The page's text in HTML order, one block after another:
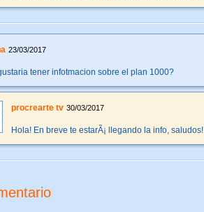
23/03/2017
tener infotmacion sobre el plan 1000?
procrearte tv 30/03/2017
Hola! En breve te estarÃ¡ llegando la info, saludos!